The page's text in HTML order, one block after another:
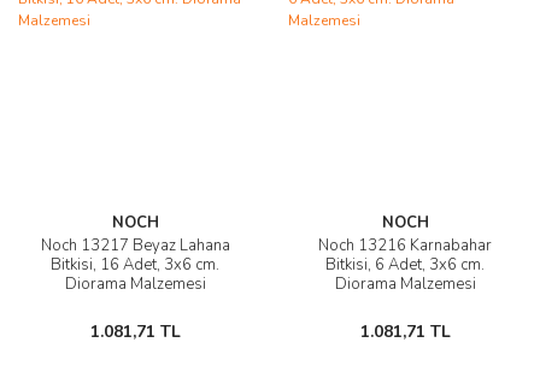
NOCH
Noch 13217 Beyaz Lahana
Bitkisi, 16 Adet, 3x6 cm.
Diorama Malzemesi
1.081,71 TL
NOCH
Noch 13216 Karnabahar
Bitkisi, 6 Adet, 3x6 cm.
Diorama Malzemesi
1.081,71 TL